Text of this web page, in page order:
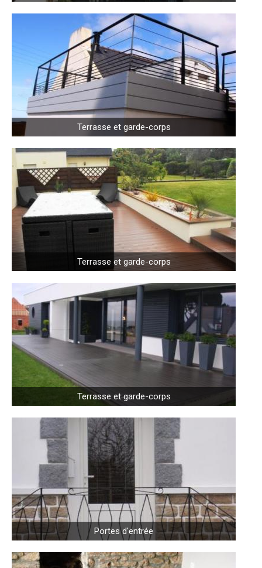
Terrasse et garde-corps
Terrasse et garde-corps
Terrasse et garde-corps
Portes d'entrée